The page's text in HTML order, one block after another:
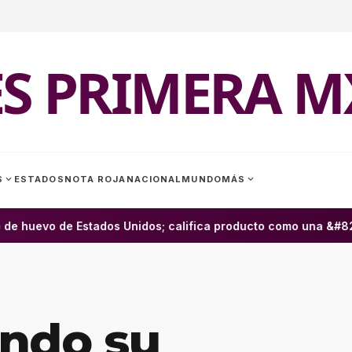
PRIMERA
expand_more ESTADOS NOTA ROJA NACIONAL MUNDOMÁS expand_more
de Estados Unidos; califica producto como una